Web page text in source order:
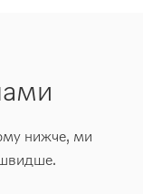
нижче, ми